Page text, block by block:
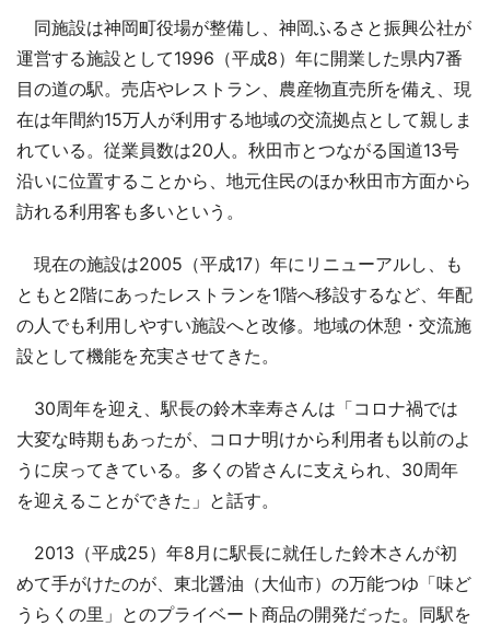
同施設は神岡町役場が整備し、神岡ふるさと振興公社が
運営する施設として1996（平成8）年に開業した県内7番
目の道の駅。売店やレストラン、農産物直売所を備え、現
在は年間約15万人が利用する地域の交流拠点として親しま
れている。従業員数は20人。秋田市とつながる国道13号
沿いに位置することから、地元住民のほか秋田市方面から
訪れる利用客も多いという。
現在の施設は2005（平成17）年にリニューアルし、も
ともと2階にあったレストランを1階へ移設するなど、年配
の人でも利用しやすい施設へと改修。地域の休憩・交流施
設として機能を充実させてきた。
30周年を迎え、駅長の鈴木幸寿さんは「コロナ禍では
大変な時期もあったが、コロナ明けから利用者も以前のよ
うに戻ってきている。多くの皆さんに支えられ、30周年
を迎えることができた」と話す。
2013（平成25）年8月に駅長に就任した鈴木さんが初
めて手がけたのが、東北醤油（大仙市）の万能つゆ「味ど
うらくの里」とのプライベート商品の開発だった。同駅を